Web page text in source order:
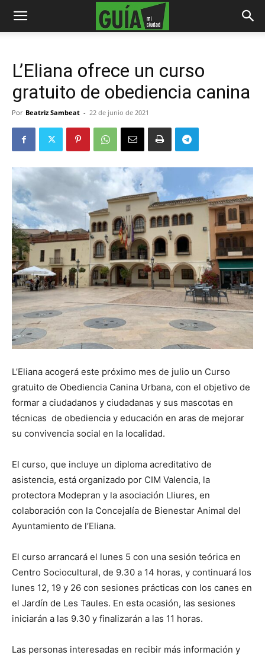
L’Eliana ofrece un curso
gratuito de obediencia canina
Por Beatriz Sambeat - 22 de junio de 2021
L’Eliana acogerá este próximo mes de julio un Curso
gratuito de Obediencia Canina Urbana, con el objetivo de
formar a ciudadanos y ciudadanas y sus mascotas en
técnicas de obediencia y educación en aras de mejorar
su convivencia social en la localidad.
El curso, que incluye un diploma acreditativo de
asistencia, está organizado por CIM Valencia, la
protectora Modepran y la asociación Lliures, en
colaboración con la Concejalía de Bienestar Animal del
Ayuntamiento de l’Eliana.
El curso arrancará el lunes 5 con una sesión teórica en
Centro Sociocultural, de 9.30 a 14 horas, y continuará los
lunes 12, 19 y 26 con sesiones prácticas con los canes en
el Jardín de Les Taules. En esta ocasión, las sesiones
iniciarán a las 9.30 y finalizarán a las 11 horas.
Las personas interesadas en recibir más información y